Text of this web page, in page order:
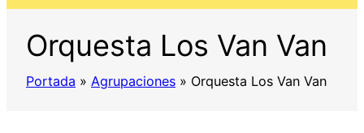
Orquesta Los Van Van
Portada » Agrupaciones » Orquesta Los Van Van